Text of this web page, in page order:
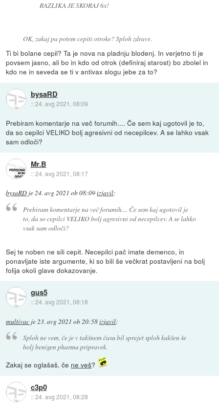
RAZLIKA JE SKORAJ 6x!
OK, zakaj pa potem cepiti otroke? Sploh zdrave.
Ti bi bolane cepil? Ta je nova na pladnju blodenj. In verjetno ti je
povsem jasno, ali bo in kdo od otrok (definiraj starost) bo zbolel in
kdo ne in seveda se ti v antivax slogu jebe za to?
bysaRD
::24. avg 2021, 08:09
Prebiram komentarje na več forumih.... Če sem kaj ugotovil je to,
da so cepilci VELIKO bolj agresivni od necepilcev. A se lahko vsak
sam odloči?
Mr.B
::24. avg 2021, 08:17
bysaRD je24. avg 2021 ob 08:09izjavil:
Prebiram komentarje na več forumih.... Če sem kaj ugotovil je
to, da so cepilci VELIKO bolj agresivni od necepilcev. A se lahko
vsak sam odloči?
Sej te noben ne sili cepit. Necepilci pač imate demenco, in
ponavljate iste argumente, ki so bili še večkrat postavljeni na bolj
folija okoli glave dokazovanje.
gus5
::24. avg 2021, 08:18
multivac je23. avg 2021 ob 20:58izjavil:
Sploh ne vem, če je v takšnem času bil sprejet sploh kakšen še
bolj benigen pharma pripravek.
Zakaj se oglašaš, če ne veš?
c3p0
::24. avg 2021, 08:28